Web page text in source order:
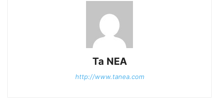
Ta NEA
http://www.tanea.com